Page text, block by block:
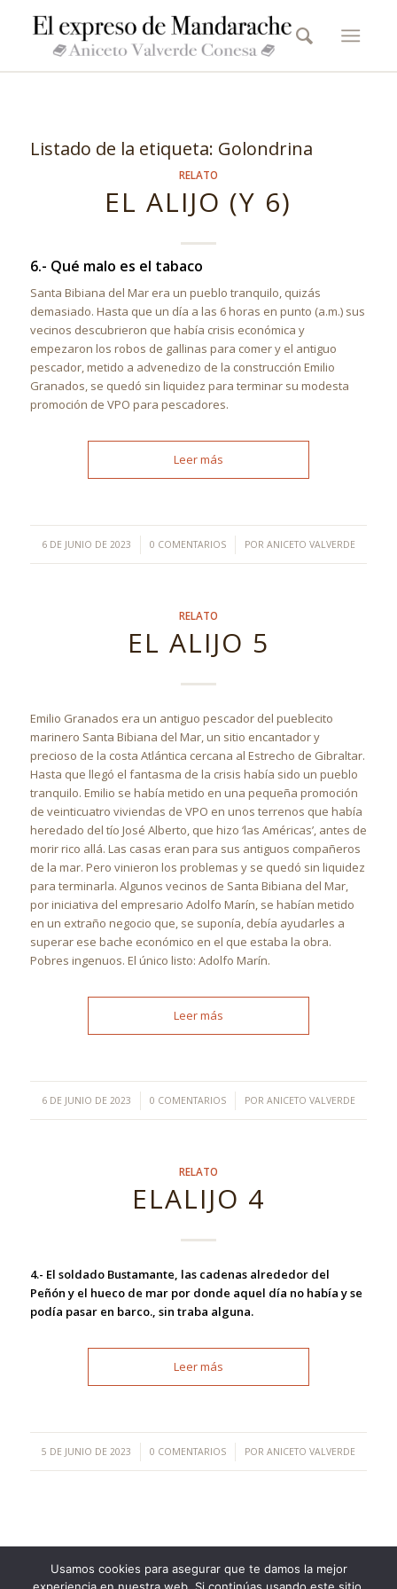
Listado de la etiqueta: Golondrina
RELATO
EL ALIJO (Y 6)
6.- Qué malo es el tabaco
Santa Bibiana del Mar era un pueblo tranquilo, quizás
demasiado. Hasta que un día a las 6 horas en punto (a.m.) sus
vecinos descubrieron que había crisis económica y
empezaron los robos de gallinas para comer y el antiguo
pescador, metido a advenedizo de la construcción Emilio
Granados, se quedó sin liquidez para terminar su modesta
promoción de VPO para pescadores.
Leer más
6 DE JUNIO DE 2023
/ 0 COMENTARIOS
/ POR ANICETO VALVERDE
RELATO
EL ALIJO 5
Emilio Granados era un antiguo pescador del pueblecito
marinero Santa Bibiana del Mar, un sitio encantador y
precioso de la costa Atlántica cercana al Estrecho de Gibraltar.
Hasta que llegó el fantasma de la crisis había sido un pueblo
tranquilo. Emilio se había metido en una pequeña promoción
de veinticuatro viviendas de VPO en unos terrenos que había
heredado del tío José Alberto, que hizo ‘las Américas’, antes de
morir rico allá. Las casas eran para sus antiguos compañeros
de la mar. Pero vinieron los problemas y se quedó sin liquidez
para terminarla. Algunos vecinos de Santa Bibiana del Mar,
por iniciativa del empresario Adolfo Marín, se habían metido
en un extraño negocio que, se suponía, debía ayudarles a
superar ese bache económico en el que estaba la obra.
Pobres ingenuos. El único listo: Adolfo Marín.
Leer más
6 DE JUNIO DE 2023
/ 0 COMENTARIOS
/ POR ANICETO VALVERDE
RELATO
ELALIJO 4
4.- El soldado Bustamante, las cadenas alrededor del
Peñón y el hueco de mar por donde aquel día no había y se
podía pasar en barco., sin traba alguna.
Leer más
5 DE JUNIO DE 2023
/ 0 COMENTARIOS
/ POR ANICETO VALVERDE
Usamos cookies para asegurar que te damos la mejor